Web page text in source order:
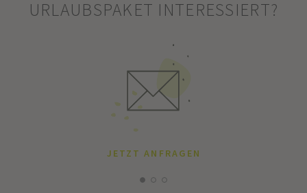
URLAUBSPAKET INTERESSIERT?
JETZT ANFRAGEN